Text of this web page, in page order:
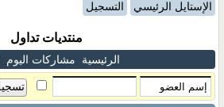
الإستايل الرئيسي التسجيل
منتديات تداول
الرئيسية مشاركات اليوم